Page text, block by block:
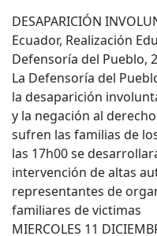
DESAPARICIÓN
Ecuador, Realización
Defensoría del Pueblo,
La Defensoría del
la desaparición
y la negación al
sufren las familias de
las 17h00 se
intervención de altas
representantes de
familiares de victimas
MIERCOLES 11